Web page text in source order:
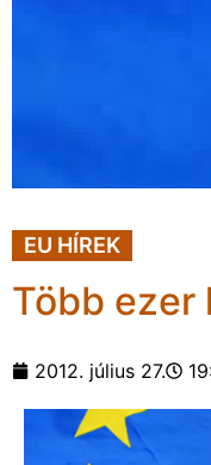
EU HÍREK
Több ezer
2012. július 27.